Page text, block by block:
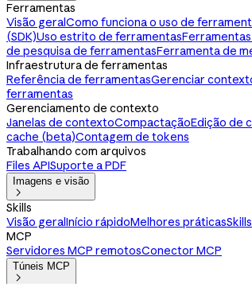
Ferramentas
Visão geralComo funciona o uso de
(SDK)Uso estrito de ferramentas
de pesquisa de ferramentasFerramenta de
Infraestrutura de ferramentas
Referência de ferramentasGerenciar
ferramentas
Gerenciamento de contexto
Janelas de contextoCompactaçãoEdição de
cache (beta)Contagem de tokens
Trabalhando com arquivos
Files APISuporte a PDF
Imagens e visão

Skills
Visão geralInício rápidoMelhores práticas
MCP
Servidores MCP remotosConector MCP
Túneis MCP
